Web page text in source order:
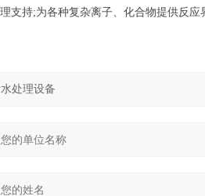
支持;为各种复杂离子、化合物提供反